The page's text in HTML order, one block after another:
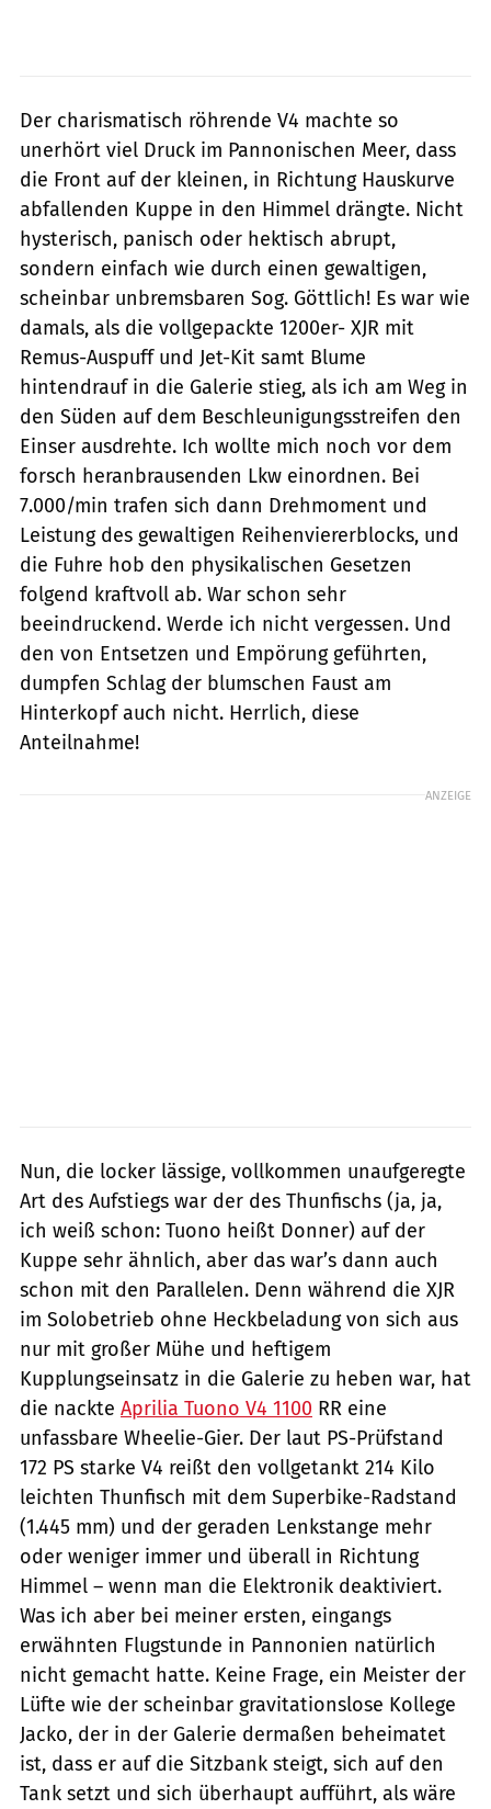
Der charismatisch röhrende V4 machte so
unerhört viel Druck im Pannonischen Meer, dass
die Front auf der kleinen, in Richtung Hauskurve
abfallenden Kuppe in den Himmel drängte. Nicht
hysterisch, panisch oder hektisch abrupt,
sondern einfach wie durch einen gewaltigen,
scheinbar unbremsbaren Sog. Göttlich! Es war wie
damals, als die vollgepackte 1200er- XJR mit
Remus-Auspuff und Jet-Kit samt Blume
hintendrauf in die Galerie stieg, als ich am Weg in
den Süden auf dem Beschleunigungsstreifen den
Einser ausdrehte. Ich wollte mich noch vor dem
forsch heranbrausenden Lkw einordnen. Bei
7.000/min trafen sich dann Drehmoment und
Leistung des gewaltigen Reihenviererblocks, und
die Fuhre hob den physikalischen Gesetzen
folgend kraftvoll ab. War schon sehr
beeindruckend. Werde ich nicht vergessen. Und
den von Entsetzen und Empörung geführten,
dumpfen Schlag der blumschen Faust am
Hinterkopf auch nicht. Herrlich, diese
Anteilnahme!
ANZEIGE
Nun, die locker lässige, vollkommen unaufgeregte
Art des Aufstiegs war der des Thunfischs (ja, ja,
ich weiß schon: Tuono heißt Donner) auf der
Kuppe sehr ähnlich, aber das war’s dann auch
schon mit den Parallelen. Denn während die XJR
im Solobetrieb ohne Heckbeladung von sich aus
nur mit großer Mühe und heftigem
Kupplungseinsatz in die Galerie zu heben war, hat
die nackte Aprilia Tuono V4 1100 RR eine
unfassbare Wheelie-Gier. Der laut PS-Prüfstand
172 PS starke V4 reißt den vollgetankt 214 Kilo
leichten Thunfisch mit dem Superbike-Radstand
(1.445 mm) und der geraden Lenkstange mehr
oder weniger immer und überall in Richtung
Himmel – wenn man die Elektronik deaktiviert.
Was ich aber bei meiner ersten, eingangs
erwähnten Flugstunde in Pannonien natürlich
nicht gemacht hatte. Keine Frage, ein Meister der
Lüfte wie der scheinbar gravitationslose Kollege
Jacko, der in der Galerie dermaßen beheimatet
ist, dass er auf die Sitzbank steigt, sich auf den
Tank setzt und sich überhaupt aufführt, als wäre